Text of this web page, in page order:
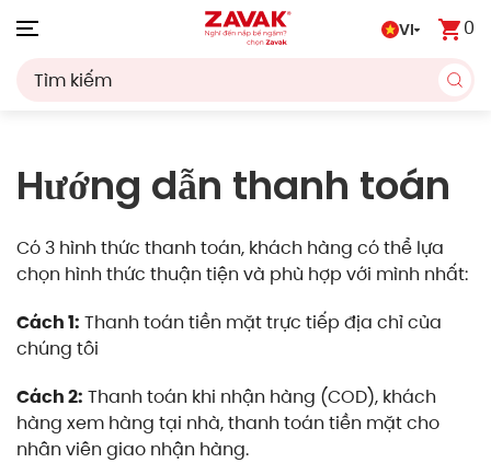
VI 0
Hướng dẫn thanh toán
Có 3 hình thức thanh toán, khách hàng có thể lựa
chọn hình thức thuận tiện và phù hợp với mình nhất:
Cách 1: Thanh toán tiền mặt trực tiếp địa chỉ của
chúng tôi
Cách 2: Thanh toán khi nhận hàng (COD), khách
hàng xem hàng tại nhà, thanh toán tiền mặt cho
nhân viên giao nhận hàng.